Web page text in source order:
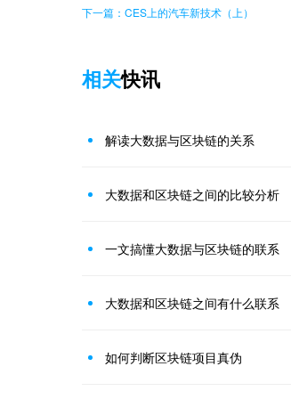
下一篇：CES上的汽车新技术（上）
相关快讯
解读大数据与区块链的关系
大数据和区块链之间的比较分析
一文搞懂大数据与区块链的联系
大数据和区块链之间有什么联系
如何判断区块链项目真伪